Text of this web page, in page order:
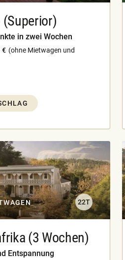
(Superior)
in zwei Wochen
€ (ohne Mietwagen und
22T
(3 Wochen)
Entspannung